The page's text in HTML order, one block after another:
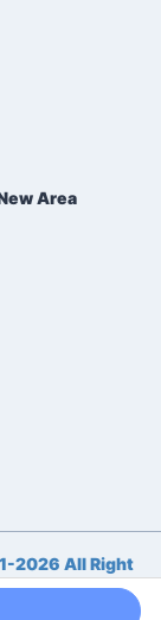
Area
2026 All Right